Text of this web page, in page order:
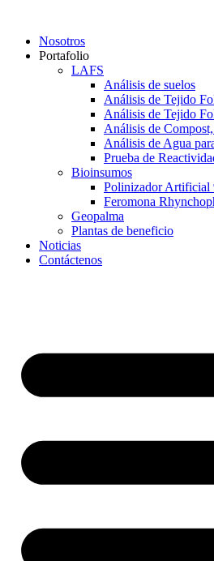
contenidoNosotros
Portafolio
LAFS
Análisis de suelos
Análisis de Tejido
Análisis de Tejido
Análisis de
Análisis de Agua
Prueba de
Bioinsumos
Polinizador Artificial
Feromona
Geopalma
Plantas de beneficio
Noticias
Contáctenos